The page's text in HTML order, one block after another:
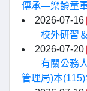
傳承—樂齡童
2026-07-16
校外研習
2026-07-20
有關公務
管理局)本(115)